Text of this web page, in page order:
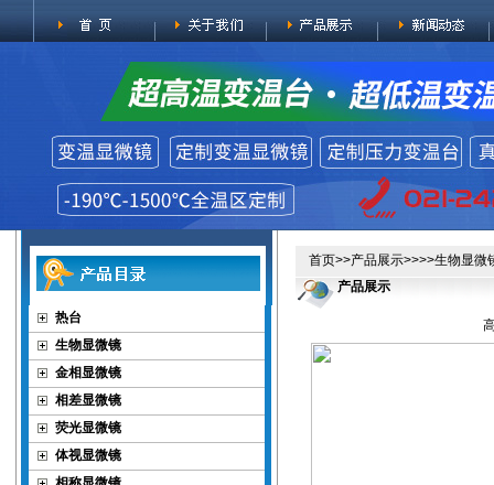
热台
生物显微镜
金相显微镜
相差显微镜
荧光显微镜
体视显微镜
首页>>产品展示>>>>生物显微
产品展示